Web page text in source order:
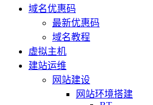
域名优惠码
最新优惠码
域名教程
虚拟主机
建站运维
网站建设
网站环境搭建